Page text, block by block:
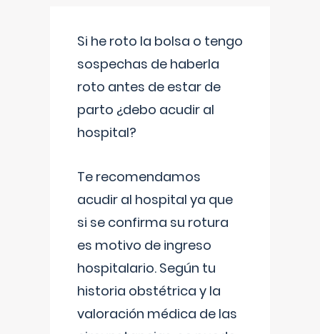
Si he roto la bolsa o tengo
sospechas de haberla
roto antes de estar de
parto ¿debo acudir al
hospital?
Te recomendamos
acudir al hospital ya que
si se confirma su rotura
es motivo de ingreso
hospitalario. Según tu
historia obstétrica y la
valoración médica de las